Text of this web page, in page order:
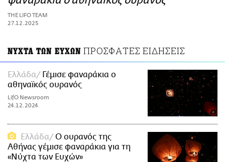
ΑΜΠΑ
PRINT
THE LIFO TEAM
27.12.2025
ΝΥΧΤΑ ΤΩΝ ΕΥΧΩΝ ΠΡΟΣΦΑΤΕΣ ΕΙΔΗΣΕΙΣ
Ελλάδα
Γέμισε φαναράκια ο
αθηναϊκός ουρανός
LifO Newsroom
24.12.2024
Ελλάδα
Ο ουρανός της
Αθήνας γέμισε φαναράκια για τη
«Νύχτα των Ευχών»